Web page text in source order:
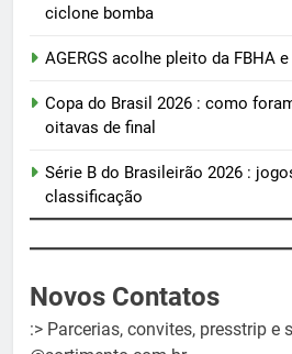
ciclone bomba
AGERGS acolhe pleito da FBHA
Copa do Brasil 2026 : como
oitavas de final
Série B do Brasileirão 2026 :
classificação
Novos Contatos
:> Parcerias, convites, presstrip e